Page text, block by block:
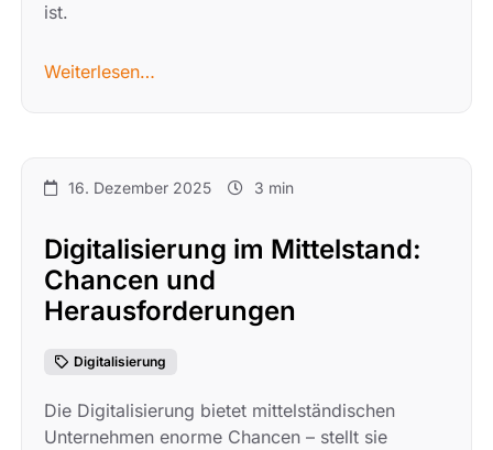
ist.
Weiterlesen…
16. Dezember 2025 3 min
Digitalisierung im Mittelstand:
Chancen und
Herausforderungen
Digitalisierung
Die Digitalisierung bietet mittelständischen
Unternehmen enorme Chancen – stellt sie